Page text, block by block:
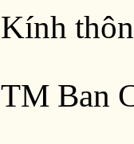
Kính
TM Ban